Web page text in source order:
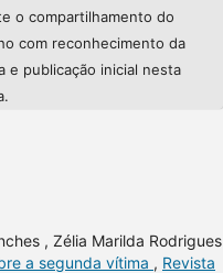
o compartilhamento do
com reconhecimento da
e publicação inicial nesta
, Zélia Marilda Rodrigues
a segunda vítima , Revista